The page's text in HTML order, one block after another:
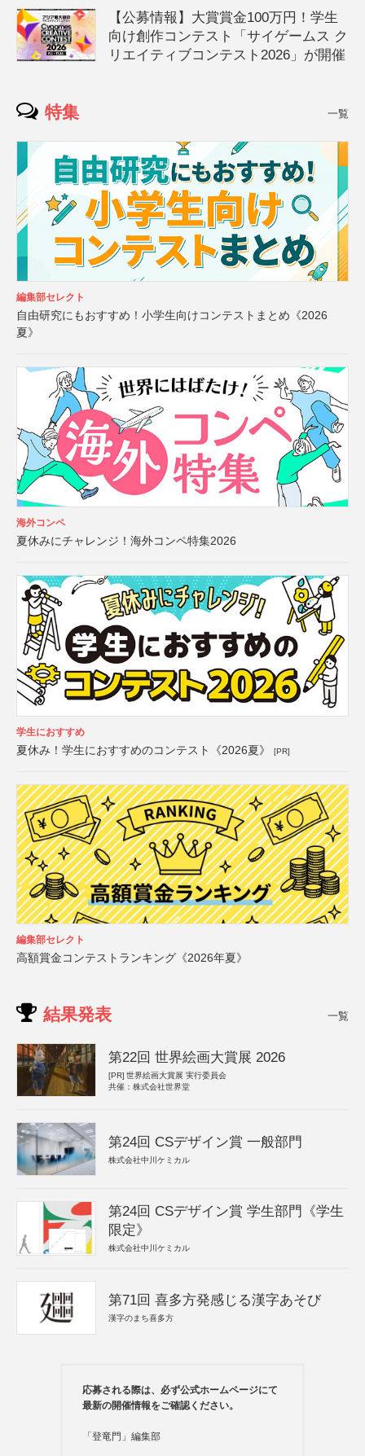
【公募情報】大賞賞金100万円！学生
向け創作コンテスト「サイゲームス ク
リエイティブコンテスト2026」が開催
特集 一覧
編集部セレクト
自由研究にもおすすめ！小学生向けコンテストまとめ《2026
夏》
海外コンペ
夏休みにチャレンジ！海外コンペ特集2026
学生におすすめ
夏休み！学生におすすめのコンテスト《2026夏》 [PR]
編集部セレクト
高額賞金コンテストランキング《2026年夏》
結果発表 一覧
第22回 世界絵画大賞展 2026
[PR] 世界絵画大賞展 実行委員会
共催：株式会社世界堂
第24回 CSデザイン賞 一般部門
株式会社中川ケミカル
第24回 CSデザイン賞 学生部門《学生
限定》
株式会社中川ケミカル
第71回 喜多方発感じる漢字あそび
漢字のまち喜多方
応募される際は、必ず公式ホームページにて
最新の開催情報をご確認ください。
「登竜門」編集部